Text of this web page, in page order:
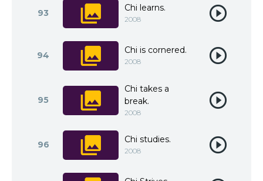
93 Chi learns.
2008
94 Chi is cornered.
2008
95
Chi takes a
break.
2008
96 Chi studies.
2008